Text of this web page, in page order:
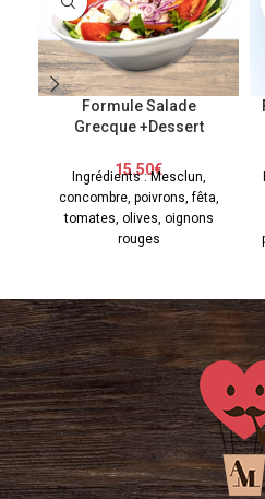
Formule Salade
Grecque +Dessert
15.50€
Ingrédients : Mesclun,
concombre, poivrons, fêta,
tomates, olives, oignons
rouges